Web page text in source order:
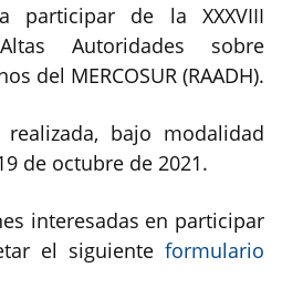
participar de la XXXVIII
Autoridades sobre
del MERCOSUR (RAADH).
realizada, bajo modalidad
de octubre de 2021.
interesadas en participar
el siguiente formulario